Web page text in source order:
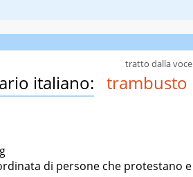
italiano: trambusto
di persone che protestano
tratto dalla voce